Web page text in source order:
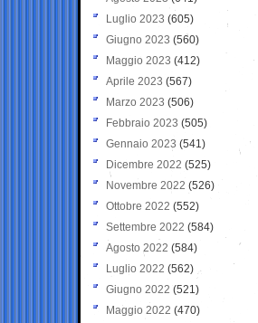
Luglio 2023 (605)
Giugno 2023 (560)
Maggio 2023 (412)
Aprile 2023 (567)
Marzo 2023 (506)
Febbraio 2023 (505)
Gennaio 2023 (541)
Dicembre 2022 (525)
Novembre 2022 (526)
Ottobre 2022 (552)
Settembre 2022 (584)
Agosto 2022 (584)
Luglio 2022 (562)
Giugno 2022 (521)
Maggio 2022 (470)